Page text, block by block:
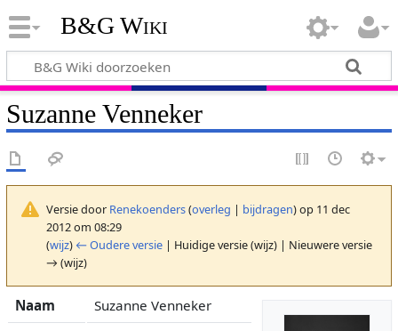
B&G Wiki
Suzanne Venneker
Versie door Renekoenders(overleg | bijdragen)op 11 dec
2012 om 08:29
(wijz) ← Oudere versie| Huidige versie (wijz) | Nieuwere versie
→ (wijz)
Naam Suzanne Venneker